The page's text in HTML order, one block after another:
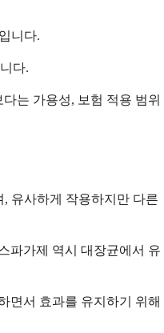
니다.
다.
는 가용성, 보험 적용 범위
유사하게 작용하지만 다른
파가제 역시 대장균에서 유
면서 효과를 유지하기 위해